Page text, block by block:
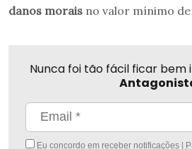
danos morais no valor mínimo de
Nunca foi tão fácil ficar
Eu concordo em receber notificações |